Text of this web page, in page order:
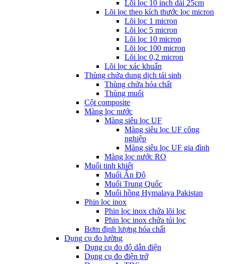
Lõi lọc 10 inch dài 25cm
Lõi lọc theo kích thước lọc micron
Lõi lọc 1 micron
Lõi lọc 5 micron
Lõi lọc 10 micron
Lõi lọc 100 micron
Lõi lọc 0,2 micron
Lõi lọc xác khuẩn
Thùng chứa dung dịch tái sinh
Thùng chứa hóa chất
Thùng muối
Cột composite
Màng lọc nước
Màng siêu lọc UF
Màng siêu lọc UF công
nghiệp
Màng siêu lọc UF gia đình
Màng lọc nước RO
Muối tinh khiết
Muối Ấn Độ
Muối Trung Quốc
Muối hồng Hymalaya Pakistan
Phin lọc inox
Phin lọc inox chứa lõi lọc
Phin lọc inox chứa túi lọc
Bơm định lượng hóa chất
Dụng cụ đo lường
Dụng cụ đo độ dẫn điện
Dụng cụ đo điện trở